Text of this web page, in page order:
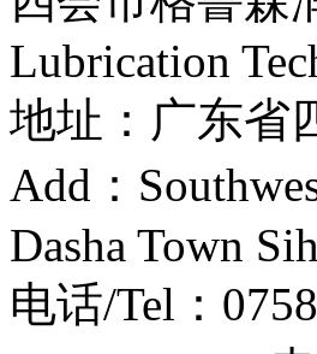
Lubrication
地址：广东
Add：
Dasha Town
电话/Tel：